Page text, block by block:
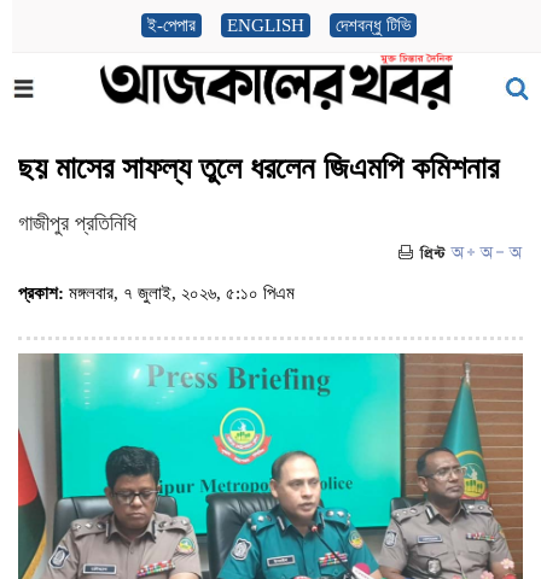
ই-পেপার ENGLISH দেশবন্ধু টিভি
ছয় মাসের সাফল্য তুলে ধরলেন জিএমপি কমিশনার
গাজীপুর প্রতিনিধি
প্রকাশ: মঙ্গলবার, ৭ জুলাই, ২০২৬, ৫:১০ পিএম